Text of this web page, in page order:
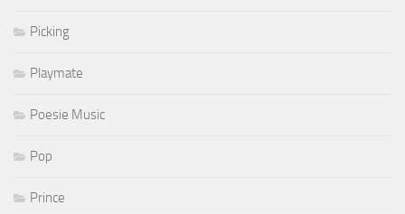
Picking
Playmate
Poesie Music
Pop
Prince